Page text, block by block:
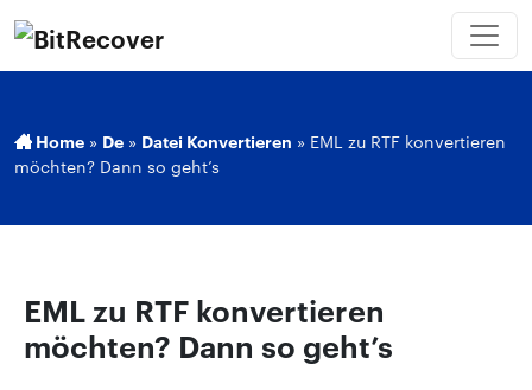
Home » De » Datei Konvertieren » EML zu RTF konvertieren
möchten? Dann so geht’s
EML zu RTF konvertieren
möchten? Dann so geht’s